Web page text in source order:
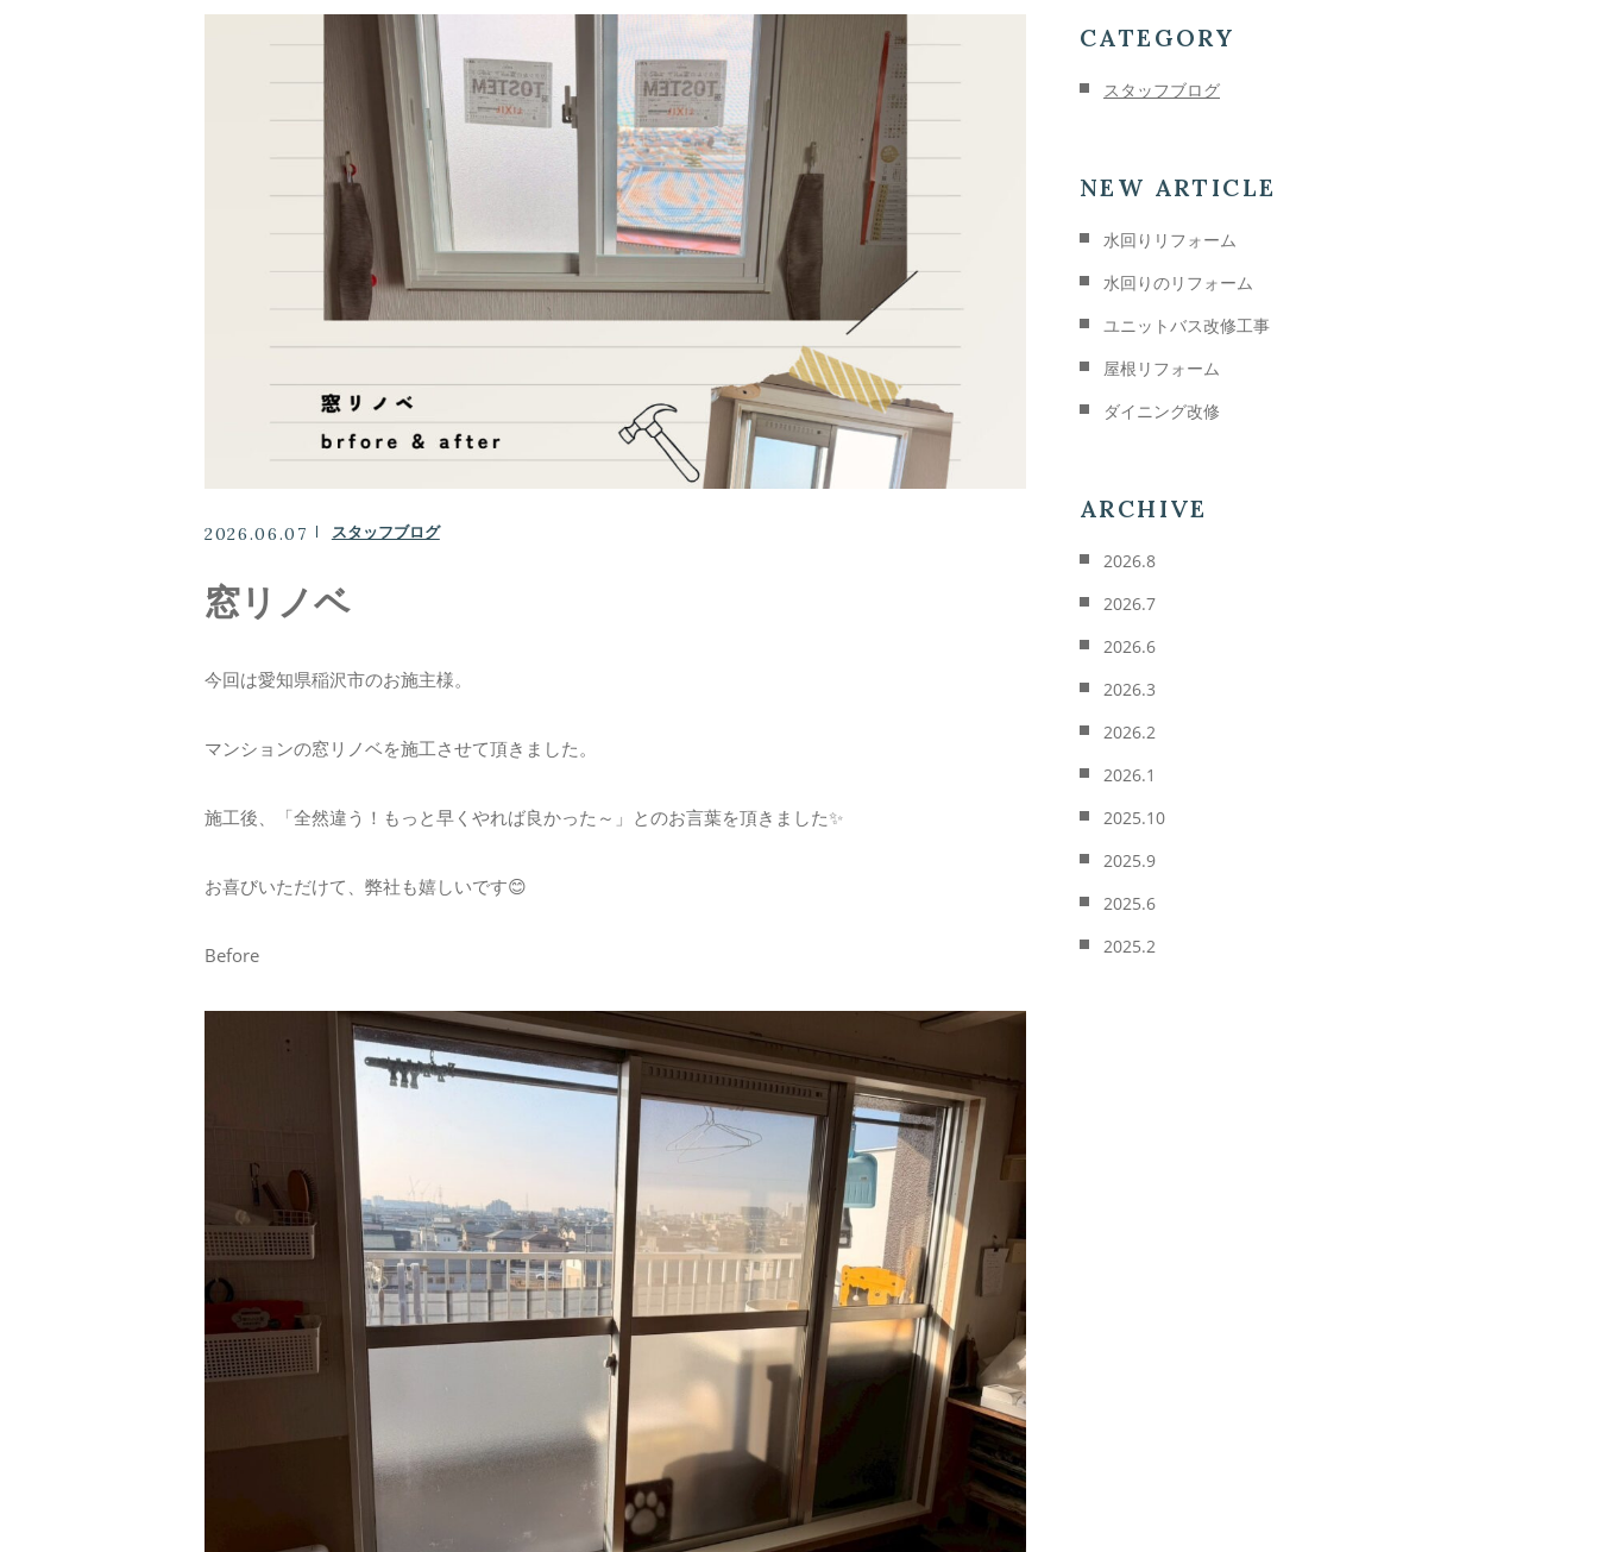
バリアフリー
キャンペーン
スタッフ
お客様の声
アクセス
よくある質問
ニュース
お問い合わせ
2026.06.07 スタッフブログ
窓リノベ
今回は愛知県稲沢市のお施主様。
マンションの窓リノベを施工させて頂きました。
施工後、「全然違う！もっと早くやれば良かった～」とのお言葉を頂きました✨
お喜びいただけて、弊社も嬉しいです😊
Before
CATEGORY
スタッフブログ
NEW ARTICLE
水回りリフォーム
水回りのリフォーム
ユニットバス改修工事
屋根リフォーム
ダイニング改修
ARCHIVE
2026.8
2026.7
2026.6
2026.3
2026.2
2026.1
2025.10
2025.9
2025.6
2025.2